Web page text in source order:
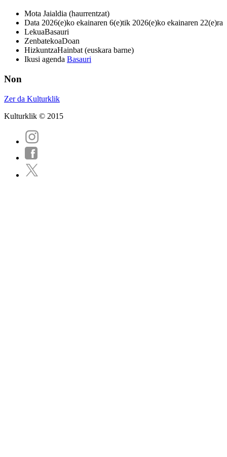
Mota Jaialdia (haurrentzat)
Data 2026(e)ko ekainaren 6(e)tik 2026(e)ko ekainaren 22(e)ra
LekuaBasauri
ZenbatekoaDoan
HizkuntzaHainbat (euskara barne)
Ikusi agenda Basauri
Non
Zer da Kulturklik
Kulturklik © 2015